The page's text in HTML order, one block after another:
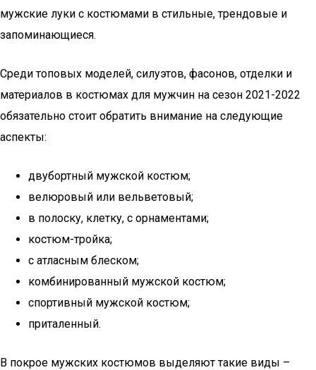
мужские луки с костюмами в стильные, трендовые и
запоминающиеся.
Среди топовых моделей, силуэтов, фасонов, отделки и
материалов в костюмах для мужчин на сезон 2021-2022
обязательно стоит обратить внимание на следующие
аспекты:
двубортный мужской костюм;
велюровый или вельветовый;
в полоску, клетку, с орнаментами;
костюм-тройка;
с атласным блеском;
комбинированный мужской костюм;
спортивный мужской костюм;
приталенный.
В покрое мужских костюмов выделяют такие виды –